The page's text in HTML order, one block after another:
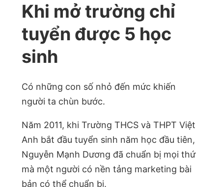
Khi mở trường chỉ
tuyển được 5 học
sinh
Có những con số nhỏ đến mức khiến
người ta chùn bước.
Năm 2011, khi Trường THCS và THPT Việt
Anh bắt đầu tuyển sinh năm học đầu tiên,
Nguyễn Mạnh Dương đã chuẩn bị mọi thứ
mà một người có nền tảng marketing bài
bản có thể chuẩn bị.